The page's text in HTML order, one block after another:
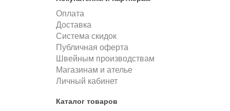
Оплата
Доставка
Система скидок
Публичная оферта
Швейным производствам
Магазинам и ателье
Личный кабинет
Каталог товаров